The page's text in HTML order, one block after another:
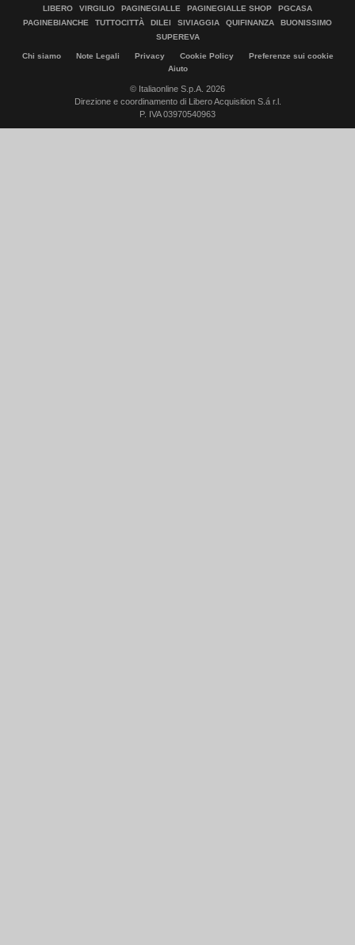
LIBERO VIRGILIO PAGINEGIALLE PAGINEGIALLE SHOP
PGCASA
PAGINEBIANCHE
TUTTOCITTÀ DILEI SIVIAGGIA QUIFINANZA
BUONISSIMO
SUPEREVA
Chi siamo Note Legali Privacy Cookie Policy
Preferenze sui cookie
Aiuto
© Italiaonline S.p.A. 2026
Direzione e coordinamento di Libero Acquisition S.á r.l.
P. IVA 03970540963